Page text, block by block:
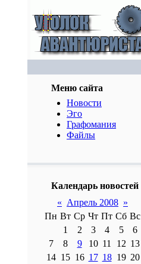
Меню сайта
Новости
Эго
Графомания
Файлы
Календарь новостей
« Апрель 2008 »
Пн Вт Ср Чт Пт Сб Вс
1
2 3 4 5
6
7
8 9 10 11 12 13
14 15 16 17 18 19 20